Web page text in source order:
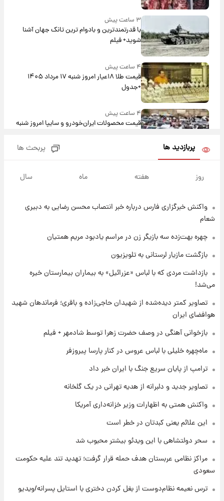
۳ ساعت پیش
با قدرتمندترین و بادوام ترین تانک جهان آشنا
شوید+ فیلم
۴ ساعت پیش
قیمت طلا ۱۸عیار امروز شنبه ۱۷ مرداد ۱۴۰۵
+جدول
۴ ساعت پیش
قیمت محصولات ایران‌خودرو و سایپا امروز شنبه
شنبه ۱۷ مرداد ۱۴۰۵
۱۸ ساعت پیش
۲۳ ساعت پیش
باقری؛ فرماندهان شهید هوافضای ایران
۱ روز پیش
قیمت‌ها تغییر کرد
۱ روز پیش
پربازدید ها پربحث ها
روز هفته ماه سال
واکنش خبرگزاری فارس درباره خبر انتصاب محسن رضایی به دبیری
شعام
چهره بهت‌زده سه بازیگر زن در مراسم یادبود مریم همتیان
بازگشت مازیار لرستانی به تلویزیون
بازداشت مردی که با لباس «عزرائیل» به بیماران بیمارستان خیره
می‌شد!
تصاویر کمتر دیده‌شده از شهیدان حاجی‌زاده و باقری؛ فرماندهان شهید
هوافضای ایران
بازخوانی آهنگی در وصف حضرت زهرا توسط شادمهر + فیلم
ماه‌چهره خلیلی با لباس عروس در کنار پارسا پیروزفر
ترامپ از پایان سریع جنگ با ایران خبر داد
تصاویر جدید و دلبرانه از هدیه تهرانی در یک گلخانه
واکنش همتی به اظهارات وزیر خزانه‌داری آمریکا
این علائم یعنی کبدتان در خطر است
سحر دولتشاهی با این ویدئو بیشتر محبوب شد
مراکز نظامی عربستان هدف حمله قرار گرفت؛ تهدید تند علیه حکومت
سعودی
ترس نعیمه نظام‌دوست از بغل کردن دختری با استایل پسرانه/ویدیو